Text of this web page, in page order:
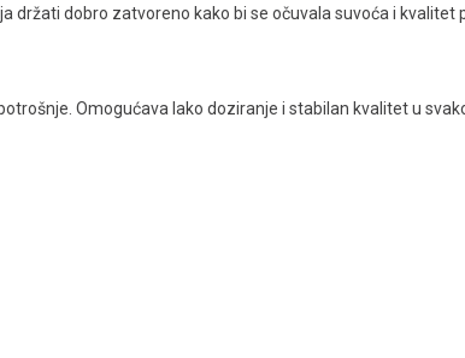
dobro zatvoreno kako bi se očuvala suvoća i kvalitet
Omogućava lako doziranje i stabilan kvalitet u